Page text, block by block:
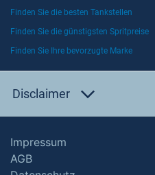
Finden Sie die besten Tankstellen
Finden Sie die günstigsten Spritpreise
Finden Sie Ihre bevorzugte Marke
Disclaimer
Impressum
AGB